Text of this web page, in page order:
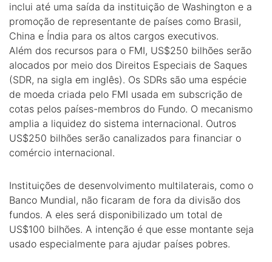
inclui até uma saída da instituição de Washington e a
promoção de representante de países como Brasil,
China e Índia para os altos cargos executivos.
Além dos recursos para o FMI, US$250 bilhões serão
alocados por meio dos Direitos Especiais de Saques
(SDR, na sigla em inglês). Os SDRs são uma espécie
de moeda criada pelo FMI usada em subscrição de
cotas pelos países-membros do Fundo. O mecanismo
amplia a liquidez do sistema internacional. Outros
US$250 bilhões serão canalizados para financiar o
comércio internacional.
Instituições de desenvolvimento multilaterais, como o
Banco Mundial, não ficaram de fora da divisão dos
fundos. A eles será disponibilizado um total de
US$100 bilhões. A intenção é que esse montante seja
usado especialmente para ajudar países pobres.